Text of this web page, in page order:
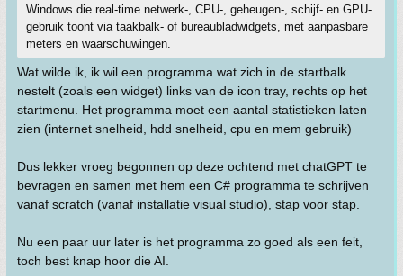
Windows die real-time netwerk-, CPU-, geheugen-, schijf- en GPU-
gebruik toont via taakbalk- of bureaubladwidgets, met aanpasbare
meters en waarschuwingen.
Wat wilde ik, ik wil een programma wat zich in de startbalk
nestelt (zoals een widget) links van de icon tray, rechts op het
startmenu. Het programma moet een aantal statistieken laten
zien (internet snelheid, hdd snelheid, cpu en mem gebruik)
Dus lekker vroeg begonnen op deze ochtend met chatGPT te
bevragen en samen met hem een C# programma te schrijven
vanaf scratch (vanaf installatie visual studio), stap voor stap.
Nu een paar uur later is het programma zo goed als een feit,
toch best knap hoor die AI.